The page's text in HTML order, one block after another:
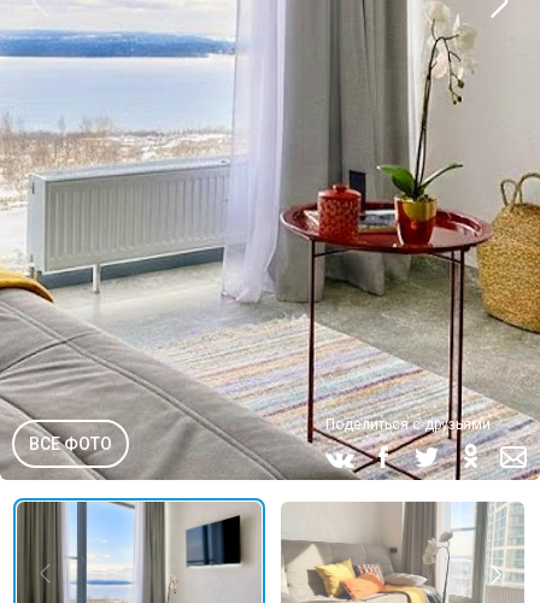
ВСЕ ФОТО
Поделиться с друзьями